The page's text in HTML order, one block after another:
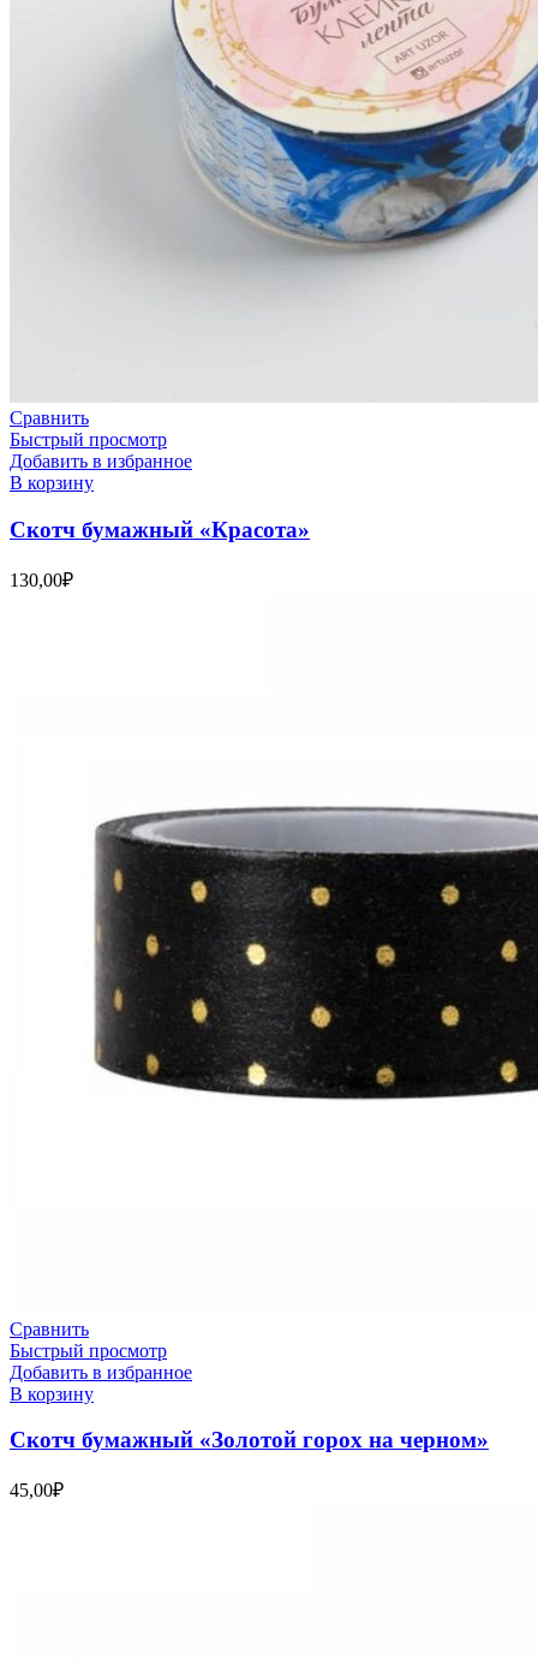
Сравнить
Быстрый просмотр
Добавить в избранное
В корзину
Скотч бумажный «Красота»
130,00₽
Сравнить
Быстрый просмотр
Добавить в избранное
В корзину
Скотч бумажный «Золотой горох на черном»
45,00₽